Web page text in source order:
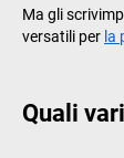
Ma gli
versatili per la
Quali